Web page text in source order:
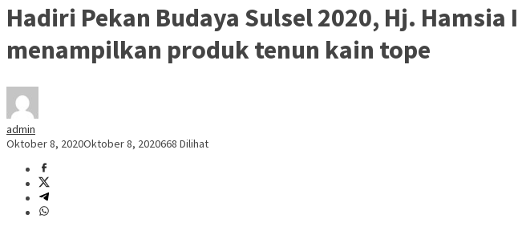
Hadiri Pekan Budaya Sulsel 2020, Hj.
menampilkan produk tenun kain tope
admin
Oktober 8, 2020Oktober 8, 2020668 Dilihat